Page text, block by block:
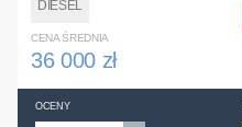
DIESEL
CENA ŚREDNIA
36 000 zł
OCENY